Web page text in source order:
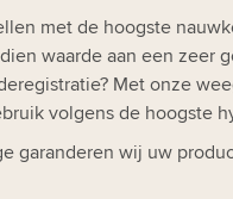
met de hoogste
waarde aan een
Met onze
volgens de hoogste
garanderen wij uw